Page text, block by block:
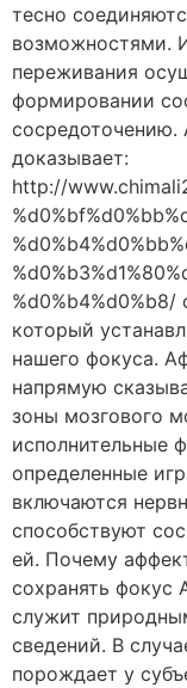
тесно
возможностями.
переживания
формировании
сосредоточению.
доказывает:
http://
%d0%b4%d0%b8/
который
нашего фокуса.
напрямую
зоны мозгового
исполнительные
определенные
включаются
способствуют
ей. Почему
сохранять фокус
служит
сведений. В
порождает у